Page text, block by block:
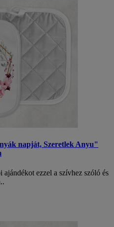
napját, Szeretlek Anyu"
ezzel a szívhez szóló és